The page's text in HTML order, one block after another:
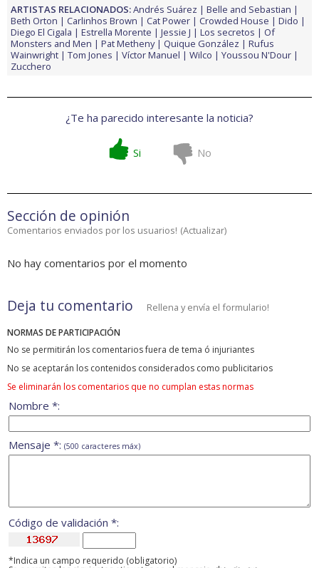
ARTISTAS RELACIONADOS:Andrés Suárez
Belle and Sebastian
Beth Orton
Carlinhos Brown Cat Power Crowded House
Dido
Diego El Cigala
Estrella Morente Jessie J Los secretos
Of
Monsters and Men
Pat Metheny Quique González
Rufus
Wainwright
Tom Jones Víctor Manuel Wilco
Youssou N'Dour
Zucchero
¿Te ha parecido interesante la noticia?
Si No
Sección de opinión
Comentarios enviados por los usuarios! (Actualizar)
No hay comentarios por el momento
Deja tu comentario Rellena y envía el formulario!
NORMAS DE PARTICIPACIÓN
No se permitirán los comentarios fuera de tema ó injuriantes
No se aceptarán los contenidos considerados como publicitarios
Se eliminarán los comentarios que no cumplan estas normas
Nombre *:
Mensaje *: (500 caracteres máx)
Código de validación *:
*Indica un campo requerido (obligatorio)